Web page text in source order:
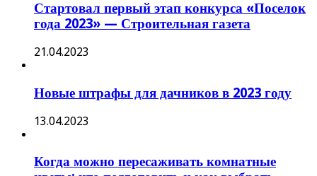
Стартовал первый этап конкурса «Поселок
года 2023» — Строительная газета
21.04.2023
Новые штрафы для дачников в 2023 году
13.04.2023
Когда можно пересаживать комнатные